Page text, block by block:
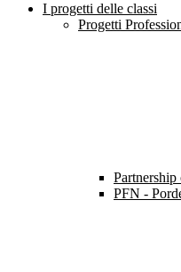
I progetti delle classi
Progetti
PFN -